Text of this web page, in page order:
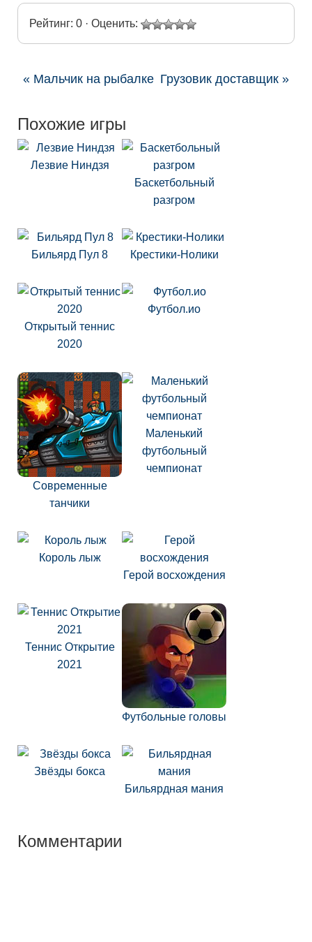
Рейтинг: 0 · Оценить:
« Мальчик на рыбалке Грузовик доставщик »
Похожие игры
Лезвие Ниндзя
Баскетбольный
разгром
Бильярд Пул 8 Крестики-Нолики
Открытый теннис
2020
Футбол.ио
Современные
танчики
Маленький
футбольный
чемпионат
Король лыж
Герой восхождения
Теннис Открытие
2021
Футбольные головы
Звёзды бокса
Бильярдная мания
Комментарии